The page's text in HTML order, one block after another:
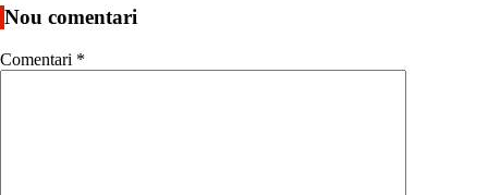
Nou comentari
Comentari *